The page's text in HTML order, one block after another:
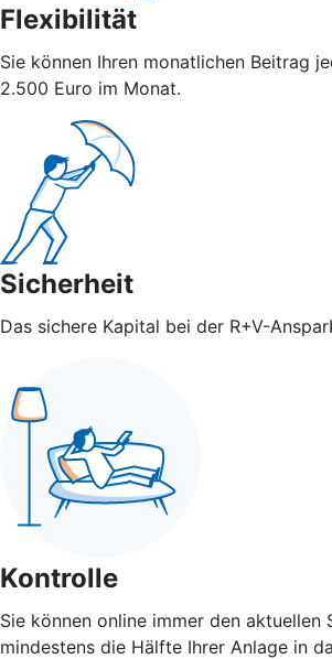
Flexibilität
Sie können Ihren monatlichen Beitrag
2.500 Euro im Monat.
Sicherheit
Das sichere Kapital bei der R+V-
Kontrolle
Sie können online immer den
mindestens die Hälfte Ihrer Anlage in